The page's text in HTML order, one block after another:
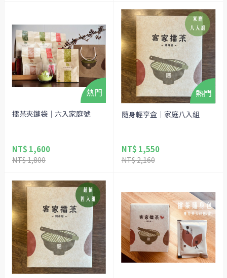
擂茶夾鏈袋｜六入家庭號
NT$ 1,600
NT$ 1,800
隨身輕享盒｜家庭八入組
NT$ 1,550
NT$ 2,160